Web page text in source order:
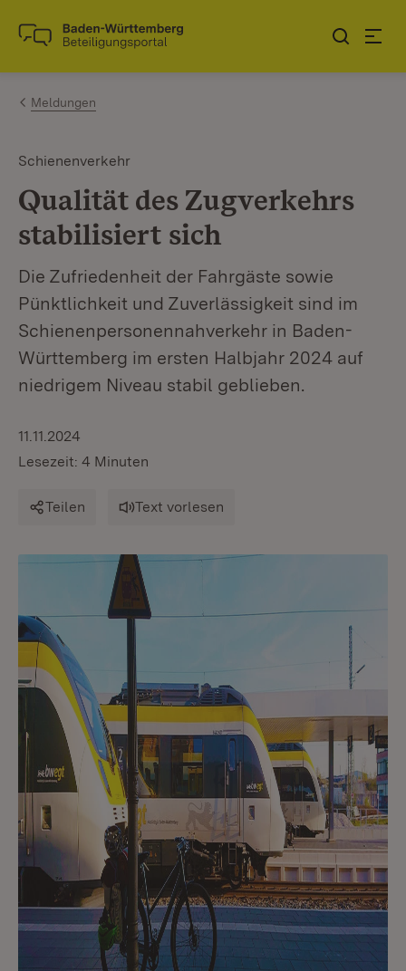
Zum Inhalt springen
Link zur Startseite
Meldungen
Schienenverkehr
Qualität des Zugverkehrs
stabilisiert sich
Die Zufriedenheit der Fahrgäste sowie
Pünktlichkeit und Zuverlässigkeit sind im
Schienenpersonennahverkehr in Baden-
Württemberg im ersten Halbjahr 2024 auf
niedrigem Niveau stabil geblieben.
11.11.2024
Lesezeit: 4 Minuten
Teilen Text vorlesen